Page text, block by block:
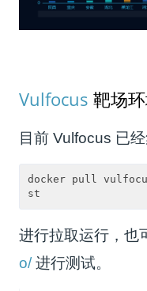
Vulfocus 靶场
目前 Vulfocus 已
docker pull
进行拉取运行，也
o/进行测试。